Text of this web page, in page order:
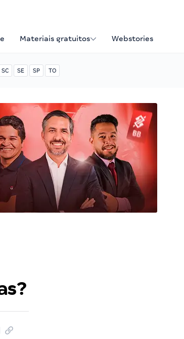
Materiais gratuitos Webstories
SC SE SP TO